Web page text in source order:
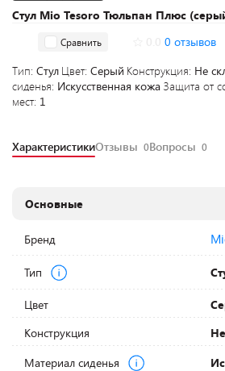
Стул Mio Tesoro Тюльпан Плюс
Сравнить 0 отзывов
Тип: Стул Цвет: Серый Конструкция: Не
сиденья: Искусственная кожа Защита от
мест: 1
ХарактеристикиОтзывы 0Вопросы 0
Основные
Бренд
Тип
Цвет
Конструкция
Материал сиденья